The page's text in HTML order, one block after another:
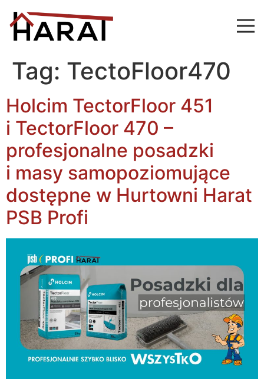
Tag: TectoFloor470
Holcim TectorFloor 451
i TectorFloor 470 –
profesjonalne posadzki
i masy samopoziomujące
dostępne w Hurtowni Harat
PSB Profi